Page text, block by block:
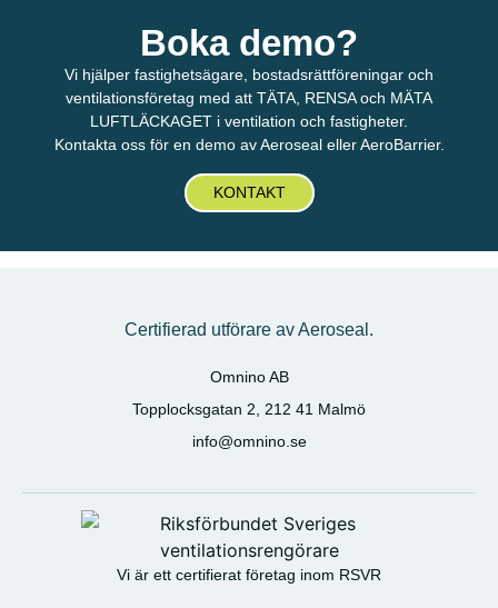
Boka demo?
Vi hjälper fastighetsägare, bostadsrättföreningar och
ventilationsföretag med att TÄTA, RENSA och MÄTA
LUFTLÄCKAGET i ventilation och fastigheter.
Kontakta oss för en demo av Aeroseal eller AeroBarrier.
KONTAKT
Omnino AB
Topplocksgatan 2, 212 41 Malmö
info@omnino.se
Certifierad utförare av Aeroseal.
Vi är ett certifierat företag inom RSVR